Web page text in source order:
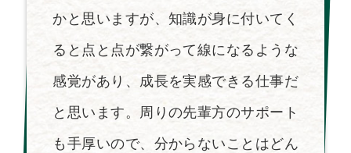
かと思いますが、知識が身に付いてく
ると点と点が繋がって線になるような
感覚があり、成長を実感できる仕事だ
と思います。周りの先輩方のサポート
も手厚いので、分からないことはどん